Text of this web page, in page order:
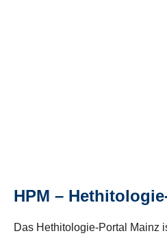
HPM –
Das Hethitologie-Portal Mainz